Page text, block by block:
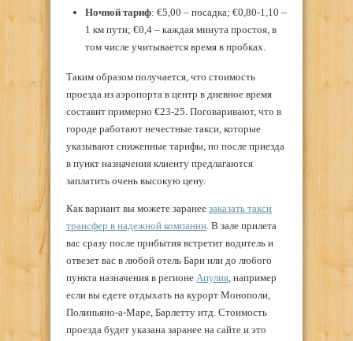
Ночной тариф: €5,00 – посадка; €0,80-1,10 –
1 км пути; €0,4 – каждая минута простоя, в
том числе учитывается время в пробках.
Таким образом получается, что стоимость
проезда из аэропорта в центр в дневное время
составит примерно €23-25. Поговаривают, что в
городе работают нечестные такси, которые
указывают сниженные тарифы, но после приезда
в пункт назначения клиенту предлагаются
заплатить очень высокую цену.
Как вариант вы можете заранее заказать такси
трансфер в надежной компании. В зале прилета
вас сразу после прибытия встретит водитель и
отвезет вас в любой отель Бари или до любого
пункта назначения в регионе Апулия, например
если вы едете отдыхать на курорт Монополи,
Полиньяно-а-Маре, Барлетту итд. Стоимость
проезда будет указана заранее на сайте и это